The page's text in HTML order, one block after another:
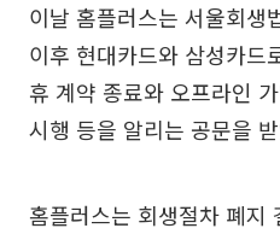
이날 홈플러스는 서울회생
이후 현대카드와 삼성카드
휴 계약 종료와 오프라인
시행 등을 알리는 공문을
홈플러스는 회생절차 폐지